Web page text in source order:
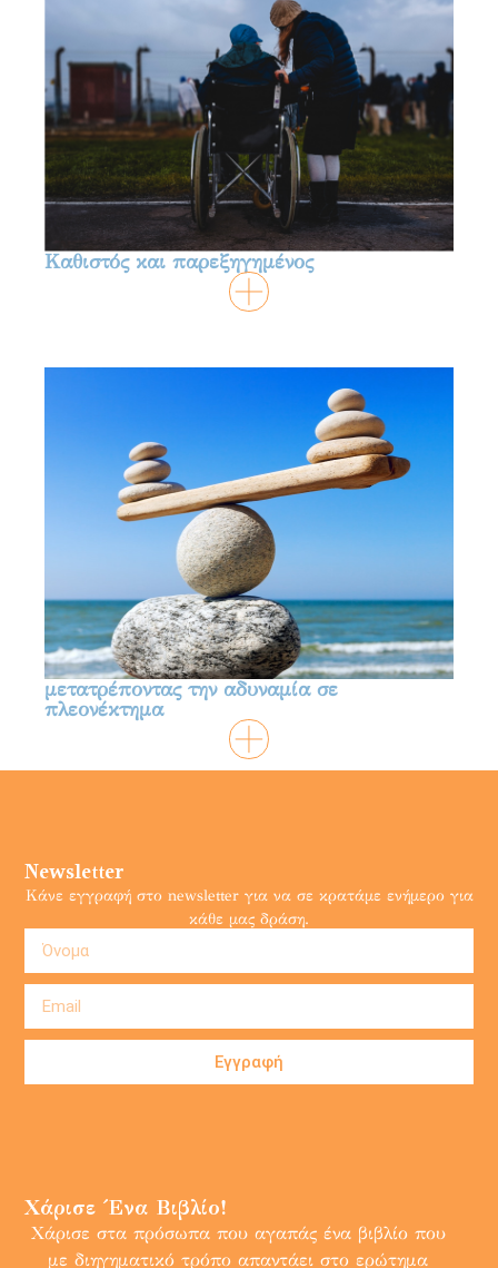
Καθιστός και παρεξηγημένος
μετατρέποντας την αδυναμία σε
πλεονέκτημα
Χάρισε Ένα Βιβλίο!
Χάρισε στα πρόσωπα που αγαπάς ένα βιβλίο που
με διηγηματικό τρόπο απαντάει στο ερώτημα
Newsletter
Κάνε εγγραφή στο newsletter για να σε κρατάμε ενήμερο για
κάθε μας δράση.
Εγγραφή